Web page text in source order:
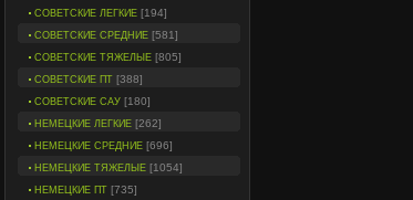
СОВЕТСКИЕ ЛЕГКИЕ [194]
СОВЕТСКИЕ СРЕДНИЕ [581]
СОВЕТСКИЕ ТЯЖЕЛЫЕ [805]
СОВЕТСКИЕ ПТ [388]
СОВЕТСКИЕ САУ [180]
НЕМЕЦКИЕ ЛЕГКИЕ [262]
НЕМЕЦКИЕ СРЕДНИЕ [696]
НЕМЕЦКИЕ ТЯЖЕЛЫЕ [1054]
НЕМЕЦКИЕ ПТ [735]